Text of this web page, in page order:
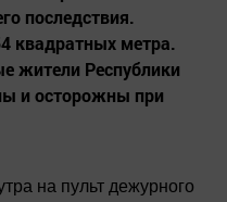
последствия.
квадратных метра.
жители Республики
и осторожны при
на пульт дежурного